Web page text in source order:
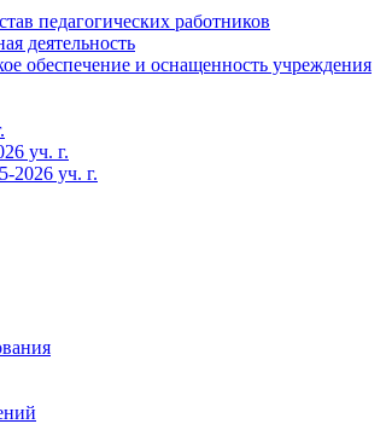
педагогических работников
деятельность
обеспечение и оснащенность учреждения
уч. г.
уч. г.